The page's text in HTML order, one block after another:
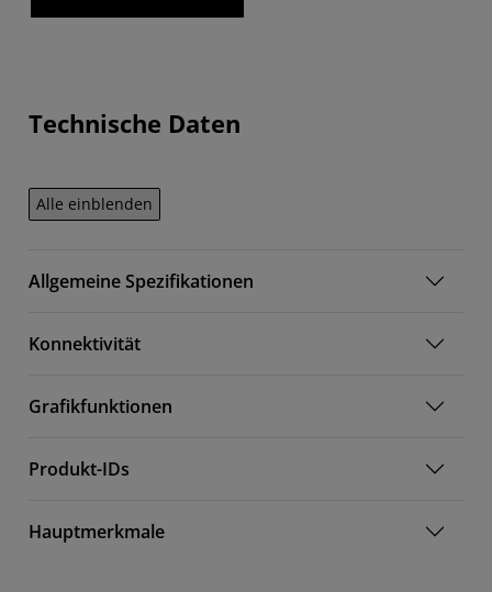
Technische Daten
Alle einblenden
Allgemeine Spezifikationen
Konnektivität
Grafikfunktionen
Produkt-IDs
Hauptmerkmale